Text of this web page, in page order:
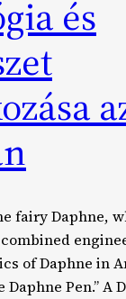
és
fairy Daphne,
of Daphne in
Pen.” A